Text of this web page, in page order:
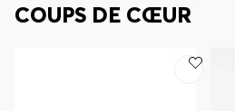
COUPS DE CŒUR